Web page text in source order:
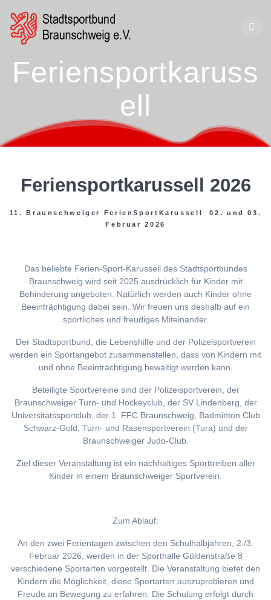
Feriensportkaruss
ell
Feriensportkarussell 2026
11. Braunschweiger FerienSportKarussell 02. und 03.
Februar 2026
Das beliebte Ferien-Sport-Karussell des Stadtsportbundes
Braunschweig wird seit 2025 ausdrücklich für Kinder mit
Behinderung angeboten. Natürlich werden auch Kinder ohne
Beeinträchtigung dabei sein. Wir freuen uns deshalb auf ein
sportliches und freudiges Miteinander.
Der Stadtsportbund, die Lebenshilfe und der Polizeisportverein
werden ein Sportangebot zusammenstellen, dass von Kindern mit
und ohne Beeinträchtigung bewältigt werden kann.
Beteiligte Sportvereine sind der Polizeisportverein, der
Braunschweiger Turn- und Hockeyclub, der SV Lindenberg, der
Universitätssportclub, der 1. FFC Braunschweig, Badminton Club
Schwarz-Gold, Turn- und Rasensportverein (Tura) und der
Braunschweiger Judo-Club.
Ziel dieser Veranstaltung ist ein nachhaltiges Sporttreiben aller
Kinder in einem Braunschweiger Sportverein.
Zum Ablauf:
An den zwei Ferientagen zwischen den Schulhalbjahren, 2./3.
Februar 2026, werden in der Sporthalle Güldenstraße 8
verschiedene Sportarten vorgestellt. Die Veranstaltung bietet den
Kindern die Möglichkeit, diese Sportarten auszuprobieren und
Freude an Bewegung zu erfahren. Die Schulung erfolgt durch